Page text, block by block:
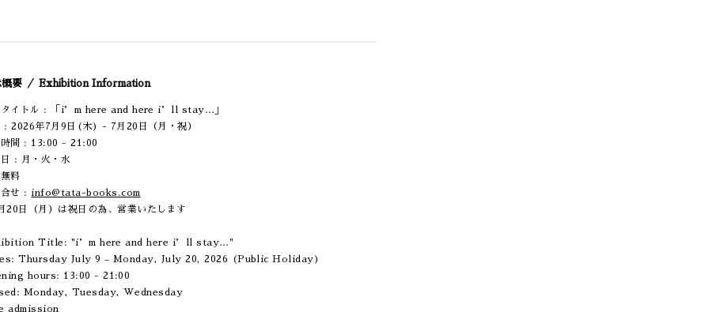
概要 ／ Exhibition Information
タイトル : 「i’m here and here i’ll stay…」
: 2026年7月9日(木) - 7月20日（月・祝）
時間 : 13:00 - 21:00
: 月・火・水
料
せ : info@tata-books.com
20日（月）は祝日の為、営業いたします
Title: "i’m here and here i’ll stay…"
Thursday July 9 – Monday, July 20, 2026 (Public Holiday)
hours: 13:00 - 21:00
Monday, Tuesday, Wednesday
admission